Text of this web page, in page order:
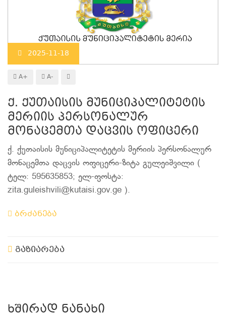
2025-11-18
A+ A-
ქ. ქუთაისის მუნიციპალიტეტის
მერიის პერსონალურ
მონაცემთა დაცვის ოფიცერი
ქ. ქუთაისის მუნიციპალიტეტის მერიის პერსონალურ
მონაცემთა დაცვის ოფიცერი-ზიტა გულეიშვილი (
ტელ: 595635853; ელ-ფოსტა:
zita.guleishvili@kutaisi.gov.ge ).
ბრძანება
გაზიარება
Ხშირად Ნანახი